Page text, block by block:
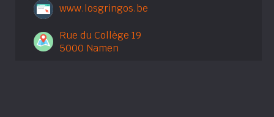
www.losgringos.be
Rue du Collège 19
5000 Namen